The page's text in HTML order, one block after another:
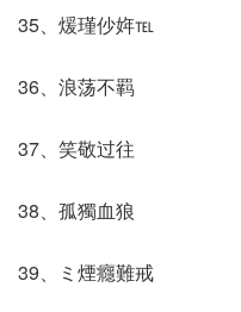
35、煖瑾仯姩℡
36、浪荡不羁
37、笑敬过往
38、孤獨血狼
39、ミ煙癮難戒